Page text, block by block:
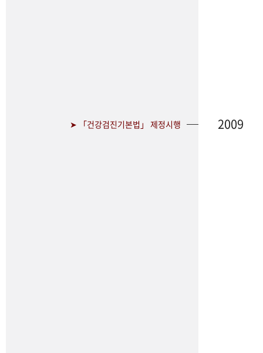
➤ 「건강검진기본법」 제정시행 2009